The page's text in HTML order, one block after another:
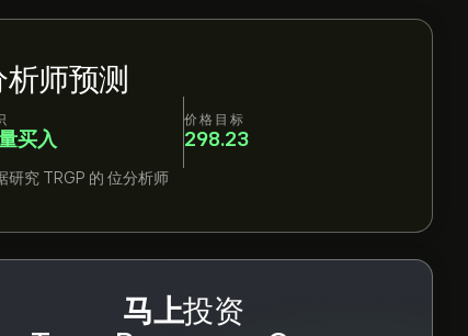
析师预测
买入
价格目标
298.23
研究 TRGP 的 位分析师
马上投资